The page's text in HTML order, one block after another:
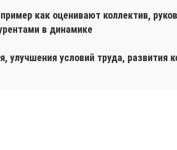
как оценивают коллектив,
в динамике
условий труда, развития